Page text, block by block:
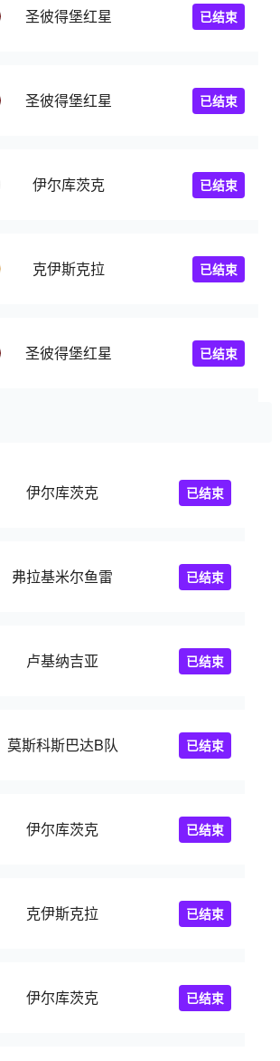
圣彼得堡红星 已结束
圣彼得堡红星 已结束
伊尔库茨克 已结束
克伊斯克拉 已结束
圣彼得堡红星 已结束
伊尔库茨克 已结束
弗拉基米尔鱼雷 已结束
卢基纳吉亚 已结束
莫斯科斯巴达B队 已结束
伊尔库茨克 已结束
克伊斯克拉 已结束
伊尔库茨克 已结束